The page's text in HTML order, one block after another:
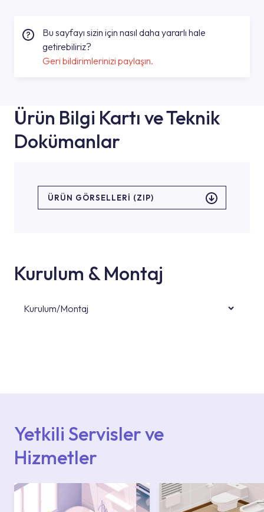
Bu sayfayı sizin için nasıl daha yararlı hale
getirebiliriz?
Geri bildirimlerinizi paylaşın.
Ürün Bilgi Kartı ve Teknik
Dokümanlar
ÜRÜN GÖRSELLERI (ZIP)
Kurulum & Montaj
Kurulum/Montaj
Yetkili Servisler ve
Hizmetler